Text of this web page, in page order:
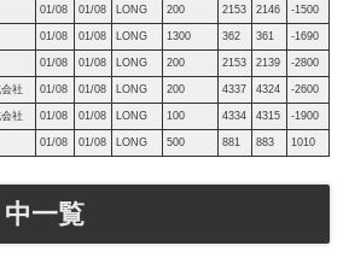
01/08 01/08 LONG 200 2153 2146 -1500
01/08 01/08 LONG 1300 362 361 -1690
01/08 01/08 LONG 200 2153 2139 -2800
社 01/08 01/08 LONG 200 4337 4324 -2600
社 01/08 01/08 LONG 100 4334 4315 -1900
01/08 01/08 LONG 500 881 883 1010
一覧